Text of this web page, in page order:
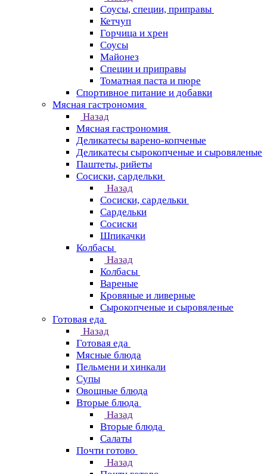
Соусы, специи, приправы
Кетчуп
Горчица и хрен
Соусы
Майонез
Специи и приправы
Томатная паста и пюре
Спортивное питание и добавки
Мясная гастрономия
Назад
Мясная гастрономия
Деликатесы варено-копченые
Деликатесы сырокопченые и сыровяленые
Паштеты, рийеты
Сосиски, сардельки
Назад
Сосиски, сардельки
Сардельки
Сосиски
Шпикачки
Колбасы
Назад
Колбасы
Вареные
Кровяные и ливерные
Сырокопченые и сыровяленые
Готовая еда
Назад
Готовая еда
Мясные блюда
Пельмени и хинкали
Супы
Овощные блюда
Вторые блюда
Назад
Вторые блюда
Салаты
Почти готово
Назад